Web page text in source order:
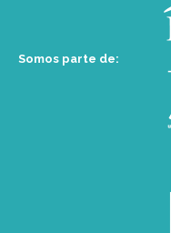
Somos parte de: